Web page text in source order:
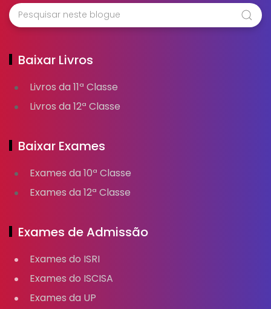
Baixar Livros
Livros da 11ª Classe
Livros da 12ª Classe
Baixar Exames
Exames da 10ª Classe
Exames da 12ª Classe
Exames de Admissão
Exames do ISRI
Exames do ISCISA
Exames da UP